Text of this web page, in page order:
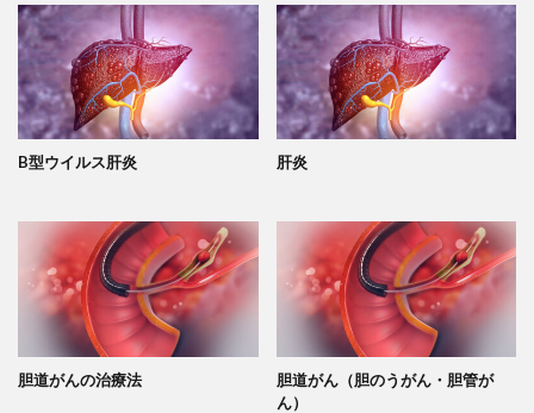
B型ウイルス肝炎 肝炎
胆道がんの治療法
胆道がん（胆のうがん・胆管が
ん）